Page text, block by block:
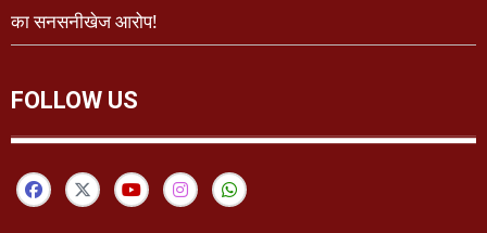
का सनसनीखेज आरोप!
FOLLOW US